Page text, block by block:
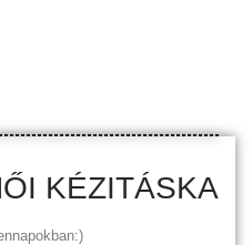
KÉZITÁSKA